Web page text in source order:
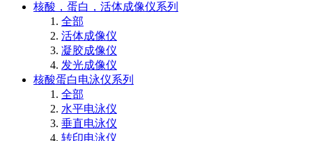
核酸，蛋白，活体成像仪系列
全部
活体成像仪
凝胶成像仪
发光成像仪
核酸蛋白电泳仪系列
全部
水平电泳仪
垂直电泳仪
转印电泳仪